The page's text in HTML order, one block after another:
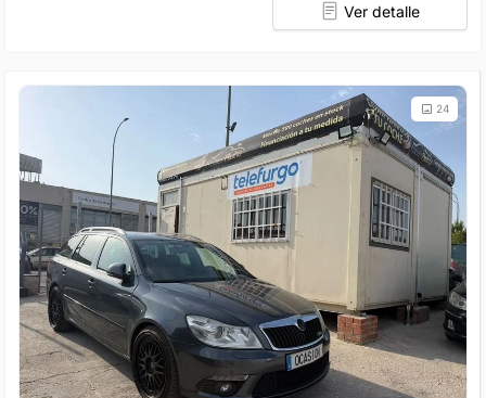
Ver detalle
24